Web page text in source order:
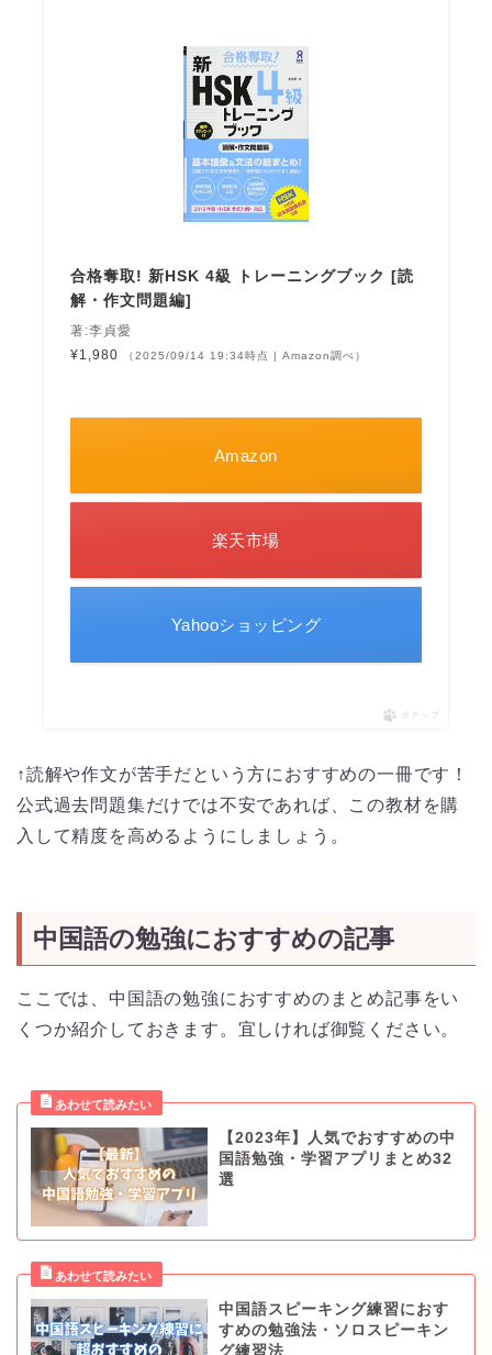
合格奪取! 新HSK 4級 トレーニングブック [読
解・作文問題編]
著:李貞愛
¥1,980
（2025/09/14 19:34時点 | Amazon調べ）
Amazon
楽天市場
Yahooショッピング
ポチップ
↑読解や作文が苦手だという方におすすめの一冊です！
公式過去問題集だけでは不安であれば、この教材を購
入して精度を高めるようにしましょう。
中国語の勉強におすすめの記事
ここでは、中国語の勉強におすすめのまとめ記事をい
くつか紹介しておきます。宜しければ御覧ください。
【2023年】人気でおすすめの中
国語勉強・学習アプリまとめ32
選
中国語スピーキング練習におす
すめの勉強法・ソロスピーキン
グ練習法